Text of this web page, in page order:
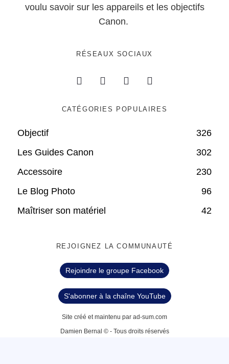
voulu savoir sur les appareils et les objectifs
Canon.
RÉSEAUX SOCIAUX
CATÉGORIES POPULAIRES
Objectif
326
Les Guides Canon
302
Accessoire
230
Le Blog Photo
96
Maîtriser son matériel
42
REJOIGNEZ LA COMMUNAUTÉ
Rejoindre le groupe Facebook
S'abonner à la chaîne YouTube
Site créé et maintenu par ad-sum.com
Damien Bernal © - Tous droits réservés